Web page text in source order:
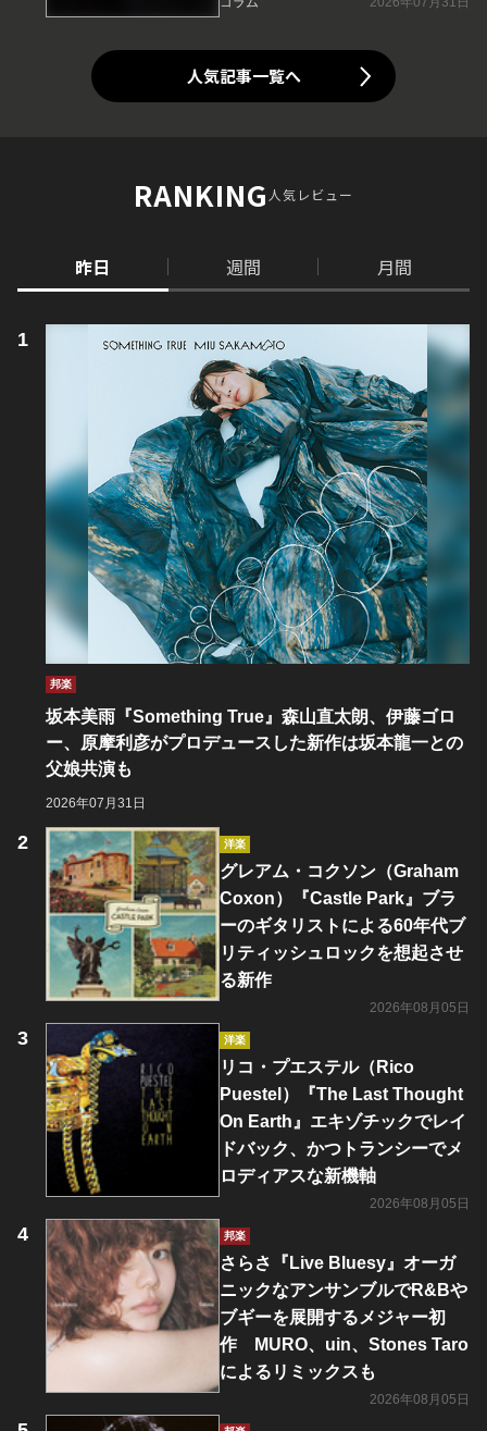
人気記事一覧へ
RANKING人気レビュー
昨日 週間 月間
邦楽
坂本美雨『Something True』森山直太朗、伊藤ゴロ
ー、原摩利彦がプロデュースした新作は坂本龍一との
父娘共演も
2026年07月31日
洋楽
グレアム・コクソン（Graham
Coxon）『Castle Park』ブラ
ーのギタリストによる60年代ブ
リティッシュロックを想起させ
る新作
2026年08月05日
洋楽
リコ・プエステル（Rico
Puestel）『The Last Thought
On Earth』エキゾチックでレイ
ドバック、かつトランシーでメ
ロディアスな新機軸
2026年08月05日
邦楽
さらさ『Live Bluesy』オーガ
ニックなアンサンブルでR&Bや
ブギーを展開するメジャー初
作 MURO、uin、Stones Taro
によるリミックスも
2026年08月05日